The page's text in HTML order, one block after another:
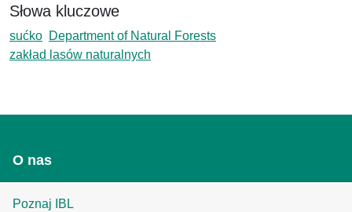
Słowa kluczowe
sućko Department of Natural Forests
zakład lasów naturalnych
O nas
Poznaj IBL